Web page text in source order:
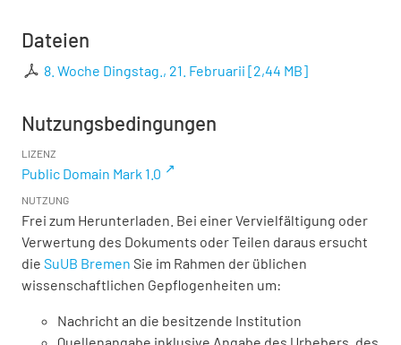
Dateien
8. Woche Dingstag., 21. Februarii [2,44 MB]
Nutzungsbedingungen
LIZENZ
Public Domain Mark 1.0
NUTZUNG
Frei zum Herunterladen. Bei einer Vervielfältigung oder
Verwertung des Dokuments oder Teilen daraus ersucht
die SuUB Bremen Sie im Rahmen der üblichen
wissenschaftlichen Gepflogenheiten um:
Nachricht an die besitzende Institution
Quellenangabe inklusive Angabe des Urhebers, des